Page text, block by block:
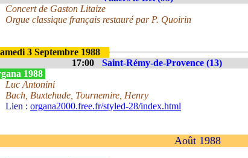
Concert de Gaston Litaize
Orgue classique français restauré par P. Quoirin
3 Septembre 1988
17:00
Saint-Rémy-de-Provence (13)
1988
Luc Antonini
Bach, Buxtehude, Tournemire, Henry
Lien : organa2000.free.fr/styled-28/index.html
Août 1988